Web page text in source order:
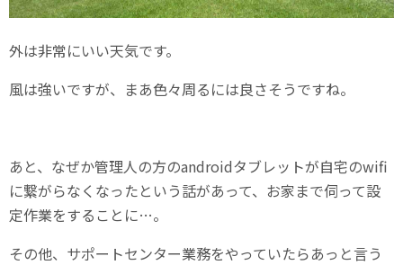
外は非常にいい天気です。
風は強いですが、まあ色々周るには良さそうですね。
あと、なぜか管理人の方のandroidタブレットが自宅のwifi
に繋がらなくなったという話があって、お家まで伺って設
定作業をすることに…。
その他、サポートセンター業務をやっていたらあっと言う